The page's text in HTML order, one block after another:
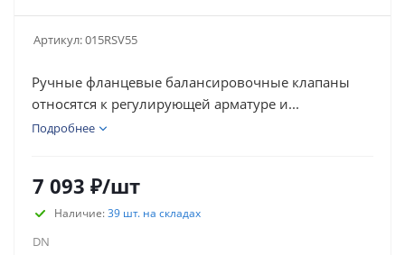
Артикул:015RSV55
Ручные фланцевые балансировочные клапаны
относятся к регулирующей арматуре и...
Подробнее
7 093 ₽/шт
Наличие:39 шт. на складах
DN